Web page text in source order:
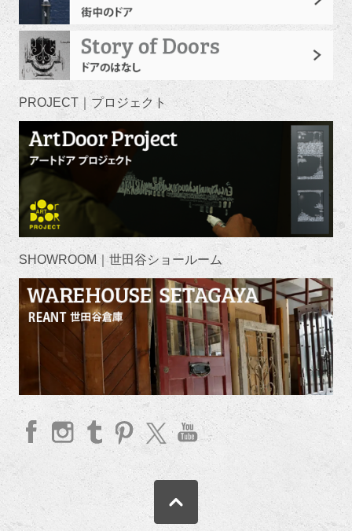
PROJECT｜プロジェクト
SHOWROOM｜世田谷ショールーム
Tum
blr
Pinte
r
ube